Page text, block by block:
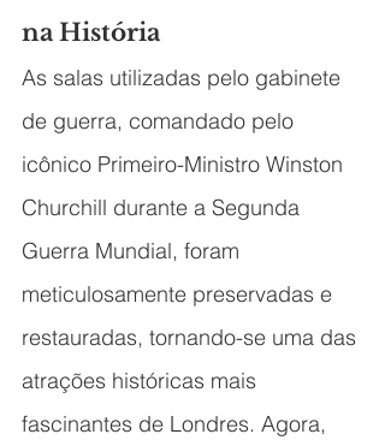
na História
As salas utilizadas pelo gabinete
de guerra, comandado pelo
icônico Primeiro-Ministro Winston
Churchill durante a Segunda
Guerra Mundial, foram
meticulosamente preservadas e
restauradas, tornando-se uma das
atrações históricas mais
fascinantes de Londres. Agora,